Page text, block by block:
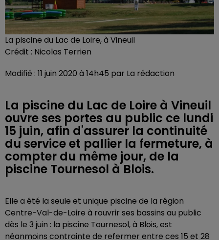
La piscine du Lac de Loire, à Vineuil
Crédit : Nicolas Terrien
Modifié : 11 juin 2020 à 14h45 par La rédaction
La piscine du Lac de Loire à Vineuil
ouvre ses portes au public ce lundi
15 juin, afin d'assurer la continuité
du service et pallier la fermeture, à
compter du même jour, de la
piscine Tournesol à Blois.
Elle a été la seule et unique piscine de la région
Centre-Val-de-Loire à rouvrir ses bassins au public
dès le 3 juin : la piscine Tournesol, à Blois, est
néanmoins contrainte de refermer entre ces 15 et 28